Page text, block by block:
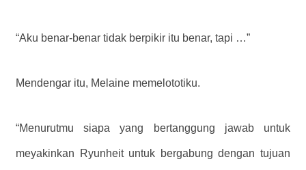
“Aku benar-benar tidak berpikir itu benar, tapi …”
Mendengar itu, Melaine memelototiku.
“Menurutmu siapa yang bertanggung jawab untuk
meyakinkan Ryunheit untuk bergabung dengan tujuan